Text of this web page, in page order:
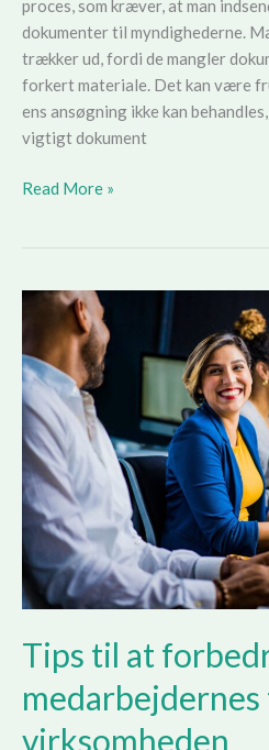
proces, som kræver, at man
dokumenter til myndighederne.
trækker ud, fordi de mangler
forkert materiale. Det kan være
ens ansøgning ikke kan
vigtigt dokument
Checkliste:
bruge
generhvervelse
af
kørekort
Read More »
Tips til at
virksomheden